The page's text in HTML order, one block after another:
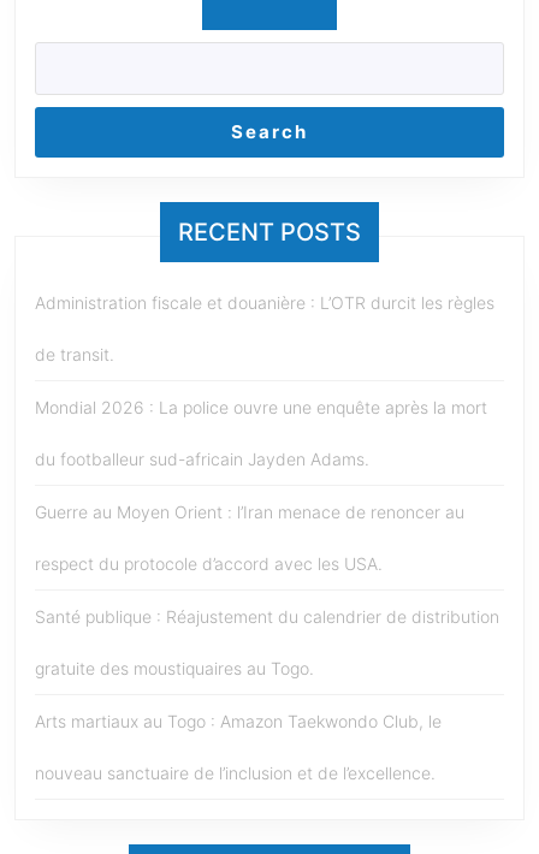
Search
RECENT POSTS
Administration fiscale et douanière : L’OTR durcit les règles
de transit.
Mondial 2026 : La police ouvre une enquête après la mort
du footballeur sud-africain Jayden Adams.
Guerre au Moyen Orient : l’Iran menace de renoncer au
respect du protocole d’accord avec les USA.
Santé publique : Réajustement du calendrier de distribution
gratuite des moustiquaires au Togo.
Arts martiaux au Togo : Amazon Taekwondo Club, le
nouveau sanctuaire de l’inclusion et de l’excellence.